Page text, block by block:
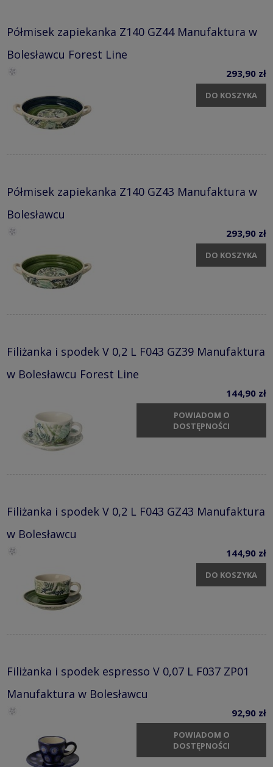
Półmisek zapiekanka Z140 GZ44 Manufaktura w
Bolesławcu Forest Line
293,90 zł
DO KOSZYKA
Półmisek zapiekanka Z140 GZ43 Manufaktura w
Bolesławcu
293,90 zł
DO KOSZYKA
Filiżanka i spodek V 0,2 L F043 GZ39 Manufaktura
w Bolesławcu Forest Line
144,90 zł
POWIADOM O
DOSTĘPNOŚCI
Filiżanka i spodek V 0,2 L F043 GZ43 Manufaktura
w Bolesławcu
144,90 zł
DO KOSZYKA
Filiżanka i spodek espresso V 0,07 L F037 ZP01
Manufaktura w Bolesławcu
92,90 zł
POWIADOM O
DOSTĘPNOŚCI